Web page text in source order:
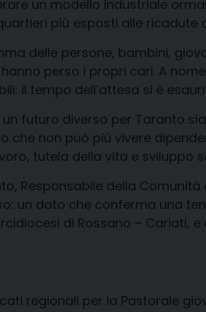
un modello industriale
più esposti alle ricadute
delle persone, bambini,
perso i propri cari. A
il tempo dell’attesa si è
futuro diverso per Taranto
non può più vivere
tutela della vita e sviluppo
Responsabile della Comunità
un dato che conferma una
di Rossano –
regionali per la Pastorale